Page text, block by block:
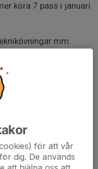
köra 7 pass i januari
mm.
mellan varven.
och slutar
som finns så går du till
tittar på de fasta
b1e8-4c43-
för att vår
dig. De används